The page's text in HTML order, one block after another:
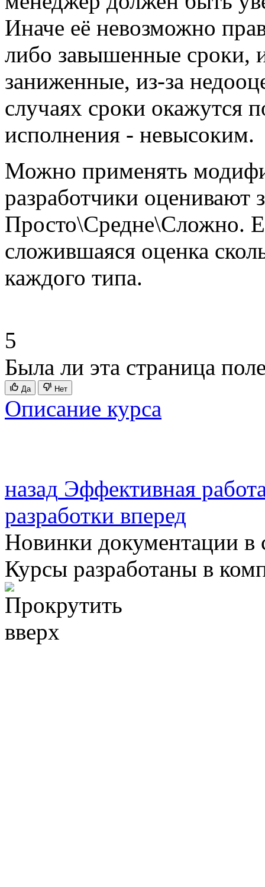
Иначе её невозможно
либо завышенные сроки,
заниженные, из-за
случаях сроки окажутся
исполнения - невысоким.
Можно применять
разработчики оценивают
Просто\Средне\Сложно.
сложившаяся оценка
каждого типа.
5
Была ли эта страница
Да Нет
Описание курса
назад Эффективная
разработки вперед
Новинки документации в
Курсы разработаны в